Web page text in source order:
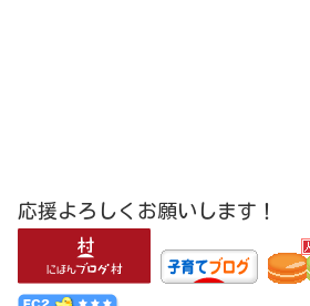
応援よろしくお願いします！